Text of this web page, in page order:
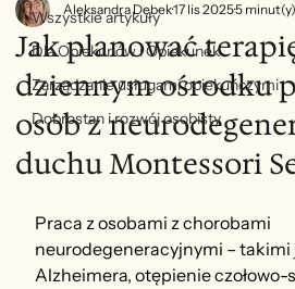
Wszystkie artykuły
Dla Opiekunów i Opiekunek
Zarządzanie usługami opiekuńczymi
Dobrostan i rozwój osobisty
Jak planować
dziennym ośrodku
osób z
duchu Montessori
Aleksandra Dębek17 lis 20255
Praca z osobami z chorobami
neurodegeneracyjnymi – takimi
Alzheimera, otępienie czołowo-